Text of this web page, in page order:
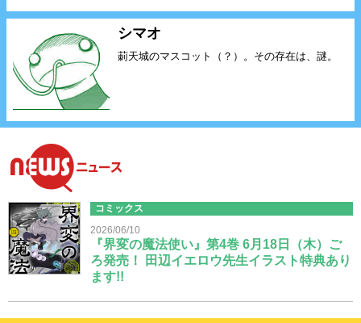
シマオ
莿天城のマスコット（？）。その存在は、謎。
Newsニュースコミックス
2026/06/10
『界変の魔法使い』第4巻 6月18日（木）ご
ろ発売！ 田辺イエロウ先生イラスト特典あり
ます!!